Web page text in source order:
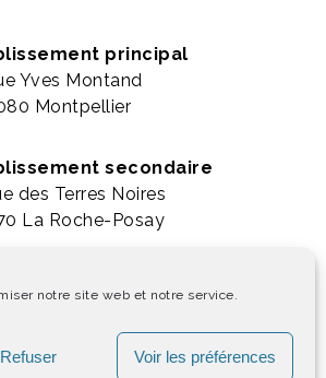
notre site web et notre service.
Refuser Voir les préférences
principal
Yves Montand
Montpellier
secondaire
des Terres Noires
La Roche-Posay